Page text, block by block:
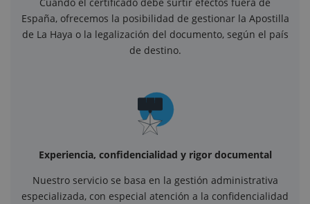
España, ofrecemos la posibilidad de gestionar la Apostilla
de La Haya o la legalización del documento, según el país
de destino.
Experiencia, confidencialidad y rigor documental
Nuestro servicio se basa en la gestión administrativa
especializada, con especial atención a la confidencialidad